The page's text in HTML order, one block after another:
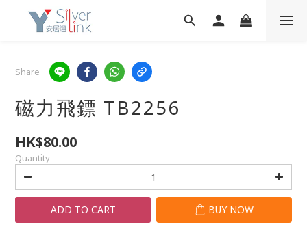
Share
磁力飛鏢 TB2256
HK$80.00
Quantity
ADD TO CART BUY NOW